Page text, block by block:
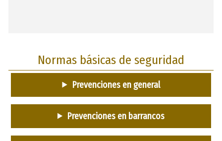
Normas básicas de seguridad
Prevenciones en general
Prevenciones en barrancos